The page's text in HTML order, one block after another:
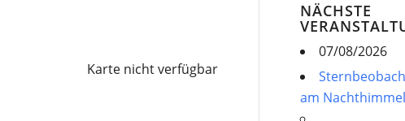
Karte nicht verfügbar
NÄCHSTE
07/08/2026
am Nachthimmel